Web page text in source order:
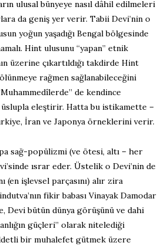
ulusal bünyeye nasıl dâhil edilmeleri
da geniş yer verir. Tabii Devi’nin o
yoğun yaşadığı Bengal bölgesinde
Hint ulusunu “yapan” etnik
üzerine çıkartıldığı takdirde Hint
rağmen sağlanabileceğini
de kendince
eleştirir. Hatta bu istikamette –
İran ve Japonya örneklerini verir.
sağ-popülizmi (ve ötesi, altı – her
ısrar eder. Üstelik o Devi’nin de
(en işlevsel parçasını) alır zira
fikir babası Vinayak Damodar
Devi bütün dünya görüşünü ve dahi
güçleri” olarak nitelediği
bir muhalefet gütmek üzere